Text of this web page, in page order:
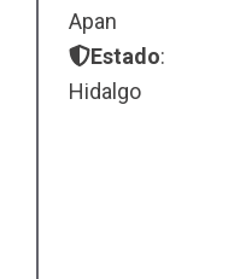
Apan
Estado:
Hidalgo